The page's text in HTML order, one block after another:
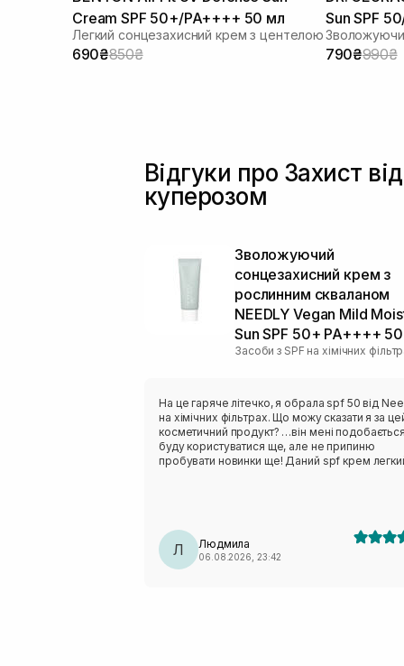
Cream SPF 50+/PA++++ 50 мл
Легкий сонцезахисний крем з центелою
690₴850₴
Sun SPF
790₴990₴
Відгуки про Захист
куперозом
Зволожуючий
сонцезахисний крем з
рослинним скваланом
NEEDLY Vegan Mild
Sun SPF 50+ PA++++
Засоби з SPF на хімічних
На це гаряче літечко, я обрала spf 50 від
на хімічних фільтрах. Що можу сказати я за
косметичний продукт? …він мені
буду користуватися ще, але не припиню
пробувати новинки ще! Даний spf крем
Додаткову пігментацію на обличчі не
Тому вважаю, що косметичний продукт
уваги однозначно.
Л Людмила
06.08.2026, 23:42